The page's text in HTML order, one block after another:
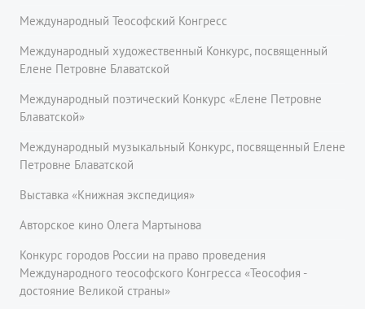
Международный Теософский Конгресс
Международный художественный Конкурс, посвященный
Елене Петровне Блаватской
Международный поэтический Конкурс «Елене Петровне
Блаватской»
Международный музыкальный Конкурс, посвященный Елене
Петровне Блаватской
Выставка «Книжная экспедиция»
Авторское кино Олега Мартынова
Конкурс городов России на право проведения
Международного теософского Конгресса «Теософия -
достояние Великой страны»